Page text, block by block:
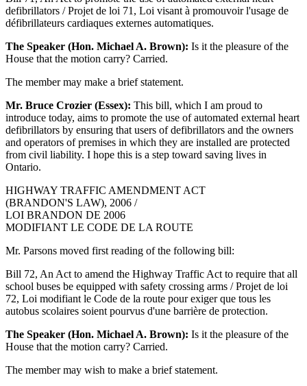
defibrillators / Projet de loi 71, Loi visant à promouvoir l'usage de
défibrillateurs cardiaques externes automatiques.
The Speaker (Hon. Michael A. Brown): Is it the pleasure of the
House that the motion carry? Carried.
The member may make a brief statement.
Mr. Bruce Crozier (Essex): This bill, which I am proud to
introduce today, aims to promote the use of automated external heart
defibrillators by ensuring that users of defibrillators and the owners
and operators of premises in which they are installed are protected
from civil liability. I hope this is a step toward saving lives in
Ontario.
HIGHWAY TRAFFIC AMENDMENT ACT
(BRANDON'S LAW), 2006 /
LOI BRANDON DE 2006
MODIFIANT LE CODE DE LA ROUTE
Mr. Parsons moved first reading of the following bill:
Bill 72, An Act to amend the Highway Traffic Act to require that all
school buses be equipped with safety crossing arms / Projet de loi
72, Loi modifiant le Code de la route pour exiger que tous les
autobus scolaires soient pourvus d'une barrière de protection.
The Speaker (Hon. Michael A. Brown): Is it the pleasure of the
House that the motion carry? Carried.
The member may wish to make a brief statement.